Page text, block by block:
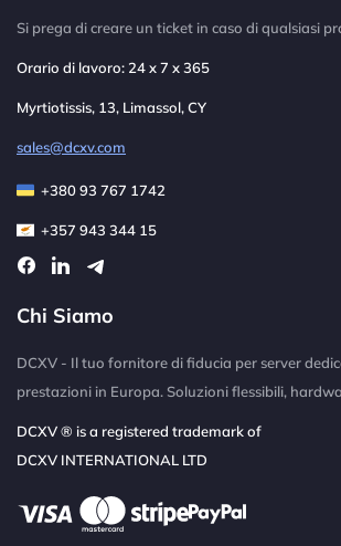
Si prega di creare un ticket in caso di qualsiasi
Orario di lavoro: 24 x 7 x 365
Myrtiotissis, 13, Limassol, CY
sales@dcxv.com
+380 93 767 1742
+357 943 344 15
Chi Siamo
DCXV - Il tuo fornitore di fiducia per server
prestazioni in Europa. Soluzioni flessibili,
DCXV ® is a registered trademark of
DCXV INTERNATIONAL LTD